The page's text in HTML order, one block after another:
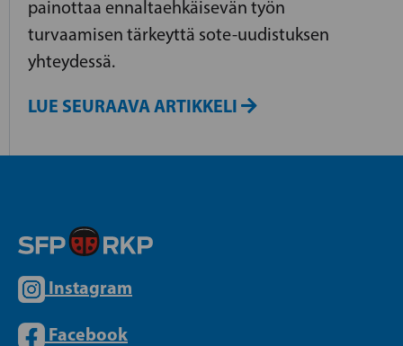
painottaa ennaltaehkäisevän työn
turvaamisen tärkeyttä sote-uudistuksen
yhteydessä.
LUE SEURAAVA ARTIKKELI
Instagram
Facebook